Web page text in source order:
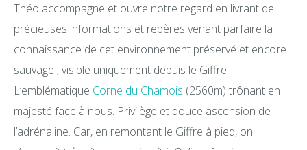
Théo accompagne et ouvre notre regard en livrant de
précieuses informations et repères venant parfaire la
connaissance de cet environnement préservé et encore
sauvage ; visible uniquement depuis le Giffre.
L’emblématique Corne du Chamois (2560m) trônant en
majesté face à nous. Privilège et douce ascension de
l’adrénaline. Car, en remontant le Giffre à pied, on